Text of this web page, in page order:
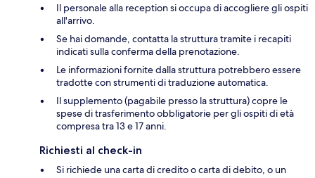
Il personale alla reception si occupa di accogliere gli ospiti
all'arrivo.
Se hai domande, contatta la struttura tramite i recapiti
indicati sulla conferma della prenotazione.
Le informazioni fornite dalla struttura potrebbero essere
tradotte con strumenti di traduzione automatica.
Il supplemento (pagabile presso la struttura) copre le
spese di trasferimento obbligatorie per gli ospiti di età
compresa tra 13 e 17 anni.
Richiesti al check-in
Si richiede una carta di credito o carta di debito, o un